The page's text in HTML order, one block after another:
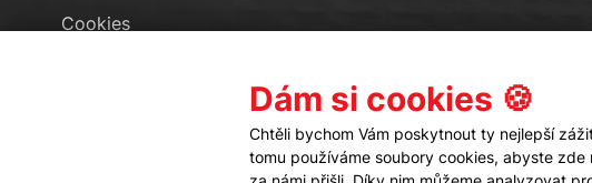
Cookies
Dám si cookies 🍪
Chtěli bychom Vám poskytnout ty nejlepší
tomu používáme soubory cookies, abyste zde